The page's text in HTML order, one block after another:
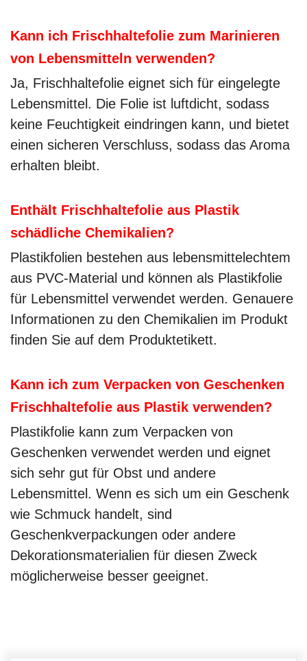
Kann ich Frischhaltefolie zum Marinieren
von Lebensmitteln verwenden?
Ja, Frischhaltefolie eignet sich für eingelegte
Lebensmittel. Die Folie ist luftdicht, sodass
keine Feuchtigkeit eindringen kann, und bietet
einen sicheren Verschluss, sodass das Aroma
erhalten bleibt.
Enthält Frischhaltefolie aus Plastik
schädliche Chemikalien?
Plastikfolien bestehen aus lebensmittelechtem
aus PVC-Material und können als Plastikfolie
für Lebensmittel verwendet werden. Genauere
Informationen zu den Chemikalien im Produkt
finden Sie auf dem Produktetikett.
Kann ich zum Verpacken von Geschenken
Frischhaltefolie aus Plastik verwenden?
Plastikfolie kann zum Verpacken von
Geschenken verwendet werden und eignet
sich sehr gut für Obst und andere
Lebensmittel. Wenn es sich um ein Geschenk
wie Schmuck handelt, sind
Geschenkverpackungen oder andere
Dekorationsmaterialien für diesen Zweck
möglicherweise besser geeignet.